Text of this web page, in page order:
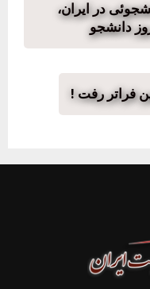
در ایران،
فراتر رفت !